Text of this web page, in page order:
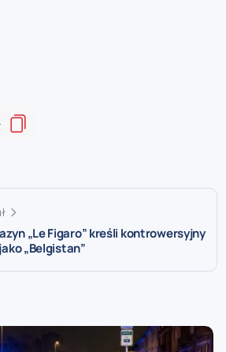
„Le Figaro” kreśli kontrowersyjny
„Belgistan”